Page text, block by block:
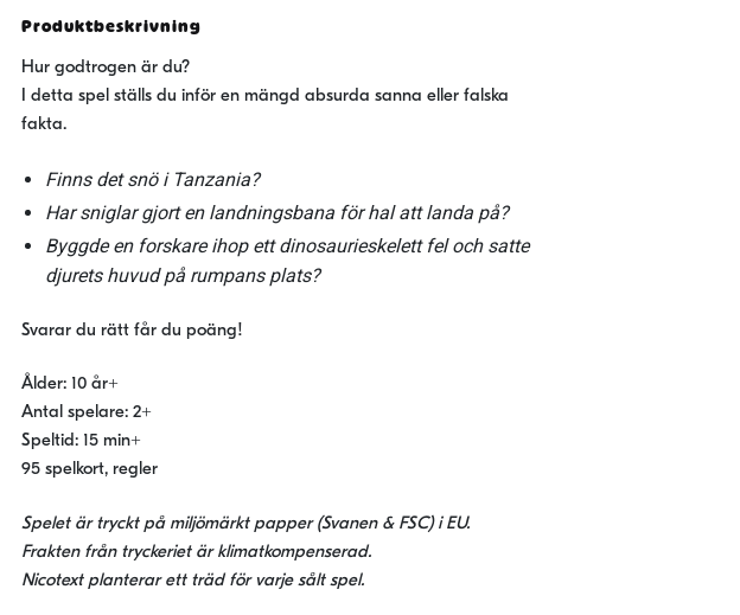
Produktbeskrivning
Hur godtrogen är du?
I detta spel ställs du inför en mängd absurda sanna eller falska
fakta.
Finns det snö i Tanzania?
Har sniglar gjort en landningsbana för hal att landa på?
Byggde en forskare ihop ett dinosaurieskelett fel och satte
djurets huvud på rumpans plats?
Svarar du rätt får du poäng!
Ålder: 10 år+
Antal spelare: 2+
Speltid: 15 min+
95 spelkort, regler
Spelet är tryckt på miljömärkt papper (Svanen & FSC) i EU.
Frakten från tryckeriet är klimatkompenserad.
Nicotext planterar ett träd för varje sålt spel.